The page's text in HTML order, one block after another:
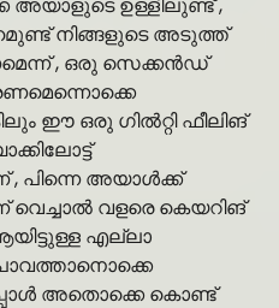
അയാളുടെ ഉള്ളിലുണ്ട് ,
നിങ്ങളുടെ അടുത്ത്
, ഒരു സെക്കൻഡ്
ഈ ഒരു ഗിൽറ്റി ഫീലിങ്
, പിന്നെ അയാൾക്ക്
വളരെ കെയറിങ്
എല്ലാ
അതൊക്കെ കൊണ്ട്